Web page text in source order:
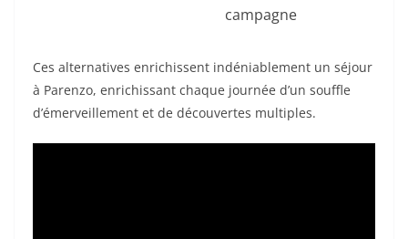
campagne
Ces alternatives enrichissent indéniablement un séjour
à Parenzo, enrichissant chaque journée d’un souffle
d’émerveillement et de découvertes multiples.